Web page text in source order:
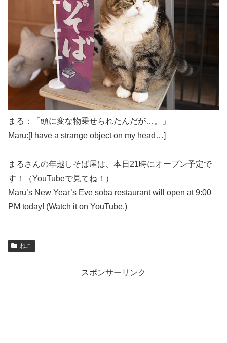
まる：「頭に変な物乗せられたんだが…。」
Maru:[I have a strange object on my head…]
まるさんの年越しそば屋は、本日21時にオープン予定で
す！（YouTubeで見てね！）
Maru’s New Year’s Eve soba restaurant will open at 9:00
PM today! (Watch it on YouTube.)
ねこ
スポンサーリンク